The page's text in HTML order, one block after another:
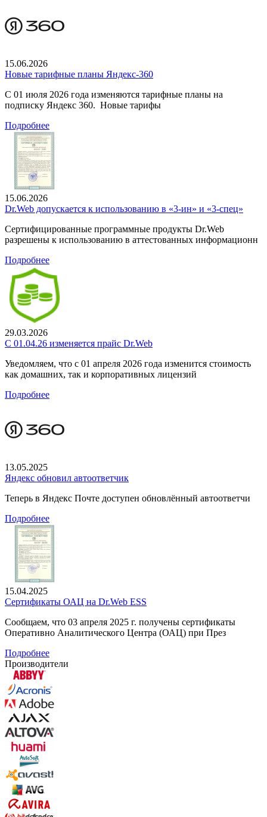
15.06.2026
Новые тарифные планы Яндекс-360
С 01 июля 2026 года изменяются тарифные планы на
подписку Яндекс 360. Новые тарифы
Подробнее
15.06.2026
Dr.Web допускается к использованию в «3-ин» и «3-спец»
Сертифицированные программные продукты Dr.Web
разрешены к использованию в аттестованных информационн
Подробнее
29.03.2026
С 01.04.26 изменяется прайс Dr.Web
Уведомляем, что с 01 апреля 2026 года изменится стоимость
как домашних, так и корпоративных лицензий
Подробнее
13.05.2025
Яндекс обновил автоответчик
Теперь в Яндекс Почте доступен обновлённый автоответчи
Подробнее
15.04.2025
Сертификаты ОАЦ на Dr.Web ESS
Сообщаем, что 03 апреля 2025 г. получены сертификаты
Оперативно Аналитического Центра (ОАЦ) при През
Подробнее
Производители